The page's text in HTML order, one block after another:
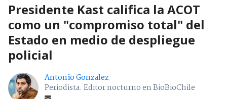
Presidente Kast califica la ACOT
como un "compromiso total" del
Estado en medio de despliegue
policial
Antonio Gonzalez
Periodista. Editor nocturno en BioBioChile